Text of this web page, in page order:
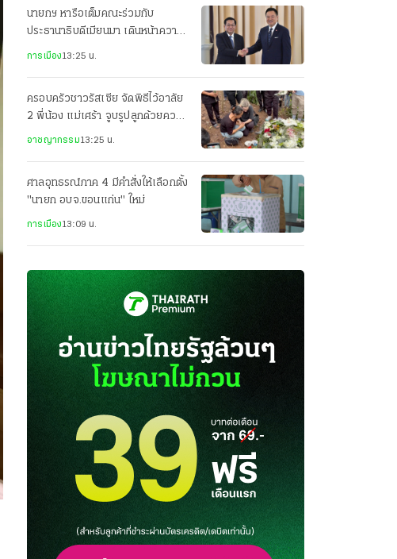
นายกฯ หารือเต็มคณะร่วมกับ
ประธานาธิบดีเมียนมา เดินหน้าความ
ร่วมมือทุกมิติ
การเมือง13:25 น.
ครอบครัวชาวรัสเซีย จัดพิธีไว้อาลัย
2 พี่น้อง แม่เศร้า จูบรูปลูกด้วยความ
อาชญากรรม13:25 น.
ศาลอุทธรณ์ภาค 4 มีคำสั่งให้เลือกตั้ง
"นายก อบจ.ขอนแก่น" ใหม่
การเมือง13:09 น.